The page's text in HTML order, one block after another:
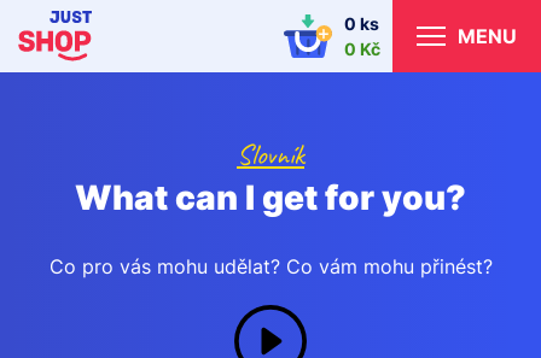
0 ks
0 Kč
MENU
Slovník
What can I get for you?
Co pro vás mohu udělat? Co vám mohu přinést?